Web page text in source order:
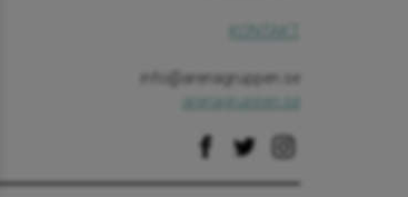
info@arenagruppen.se
arenagruppen.se